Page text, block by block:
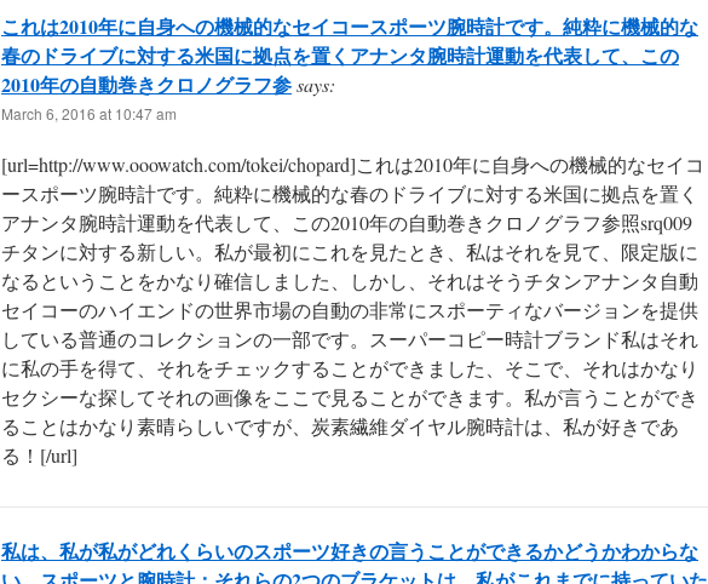
これは2010年に自身への機械的なセイコースポーツ腕時計です。純粋に機械的な
春のドライブに対する米国に拠点を置くアナンタ腕時計運動を代表して、この
2010年の自動巻きクロノグラフ参says:
March 6, 2016 at 10:47 am
[url=http://www.ooowatch.com/tokei/chopard]これは2010年に自身への機械的なセイコ
ースポーツ腕時計です。純粋に機械的な春のドライブに対する米国に拠点を置く
アナンタ腕時計運動を代表して、この2010年の自動巻きクロノグラフ参照srq009
チタンに対する新しい。私が最初にこれを見たとき、私はそれを見て、限定版に
なるということをかなり確信しました、しかし、それはそうチタンアナンタ自動
セイコーのハイエンドの世界市場の自動の非常にスポーティなバージョンを提供
している普通のコレクションの一部です。スーパーコピー時計ブランド私はそれ
に私の手を得て、それをチェックすることができました、そこで、それはかなり
セクシーな探してそれの画像をここで見ることができます。私が言うことができ
ることはかなり素晴らしいですが、炭素繊維ダイヤル腕時計は、私が好きであ
る！[/url]
私は、私が私がどれくらいのスポーツ好きの言うことができるかどうかわからな